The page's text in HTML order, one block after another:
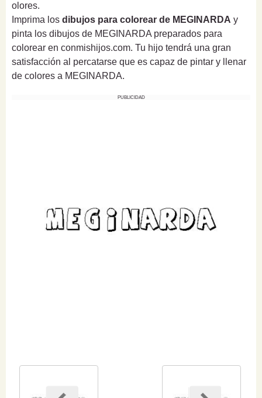
olores.
Imprima los dibujos para colorear de MEGINARDA y
pinta los dibujos de MEGINARDA preparados para
colorear en conmishijos.com. Tu hijo tendrá una gran
satisfacción al percatarse que es capaz de pintar y llenar
de colores a MEGINARDA.
PUBLICIDAD